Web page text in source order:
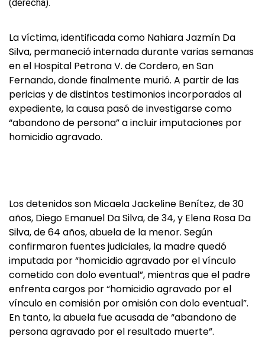
La víctima, identificada como Nahiara Jazmín Da
Silva, permaneció internada durante varias semanas
en el Hospital Petrona V. de Cordero, en San
Fernando, donde finalmente murió. A partir de las
pericias y de distintos testimonios incorporados al
expediente, la causa pasó de investigarse como
“abandono de persona” a incluir imputaciones por
homicidio agravado.
Los detenidos son Micaela Jackeline Benítez, de 30
años, Diego Emanuel Da Silva, de 34, y Elena Rosa Da
Silva, de 64 años, abuela de la menor. Según
confirmaron fuentes judiciales, la madre quedó
imputada por “homicidio agravado por el vínculo
cometido con dolo eventual”, mientras que el padre
enfrenta cargos por “homicidio agravado por el
vínculo en comisión por omisión con dolo eventual”.
En tanto, la abuela fue acusada de “abandono de
persona agravado por el resultado muerte”.